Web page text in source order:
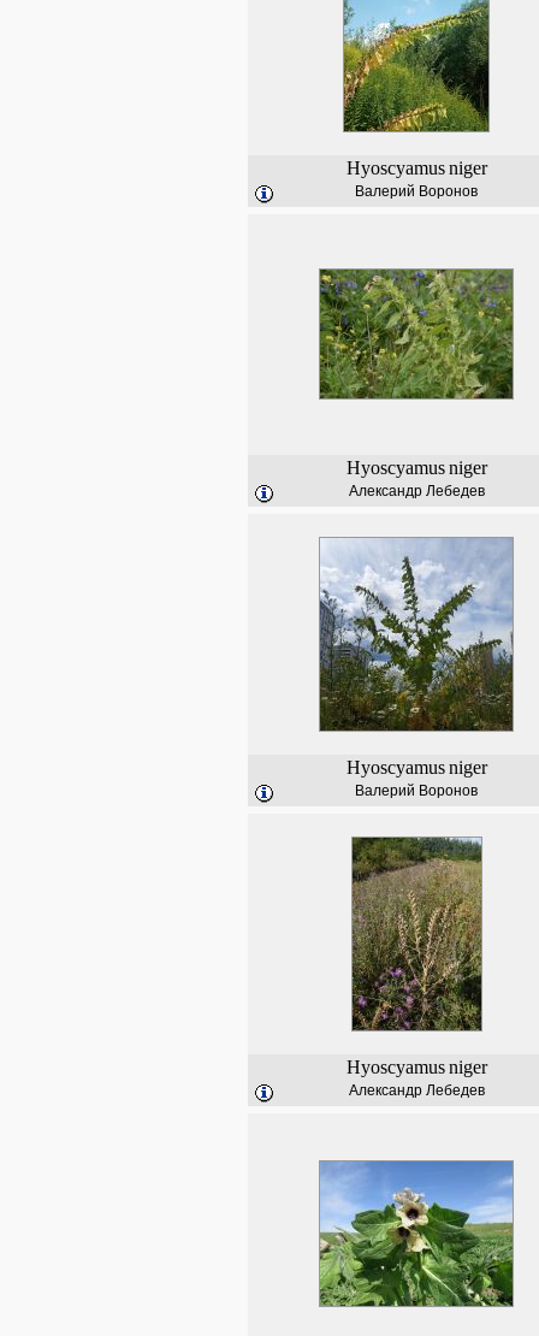
Hyoscyamus niger
Валерий Воронов
Hyoscyamus niger
Александр Лебедев
Hyoscyamus niger
Валерий Воронов
Hyoscyamus niger
Александр Лебедев